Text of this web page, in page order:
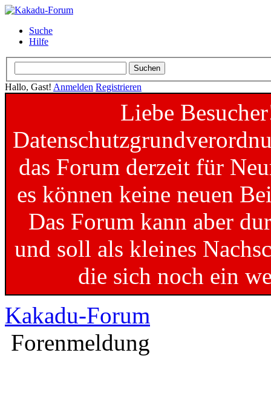
Suche
Hilfe
Hallo, Gast! Anmelden Registrieren
Liebe
das Forum derzeit für
es können keine neuen
Das Forum kann aber
und soll als kleines
die sich noch ein
Kakadu-Forum
Forenmeldung